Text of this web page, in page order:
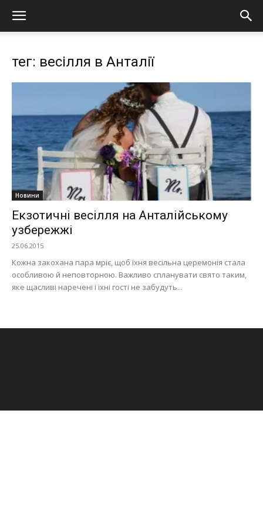
тег: весілля в Анталії
Новини
Екзотичні весілля на Анталійському
узбережжі
25.06.2015
Кожна закохана пара мріє, щоб їхня весільна церемонія стала
особливою й неповторною. Важливо спланувати свято таким,
яке щасливі наречені і їхні гості не забудуть...